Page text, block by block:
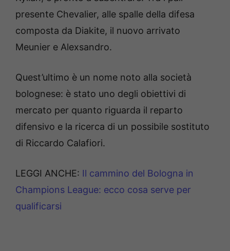
presente Chevalier, alle spalle della difesa
composta da Diakite, il nuovo arrivato
Meunier e Alexsandro.
Quest’ultimo è un nome noto alla società
bolognese: è stato uno degli obiettivi di
mercato per quanto riguarda il reparto
difensivo e la ricerca di un possibile sostituto
di Riccardo Calafiori.
LEGGI ANCHE: Il cammino del Bologna in
Champions League: ecco cosa serve per
qualificarsi